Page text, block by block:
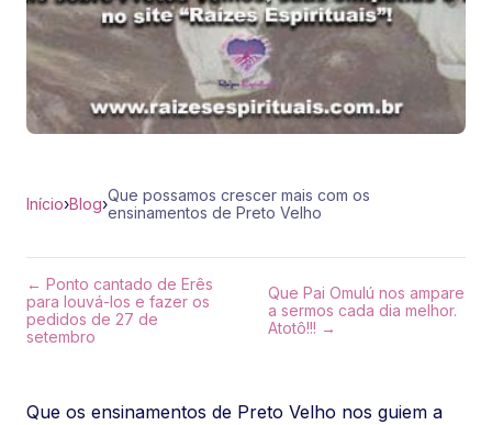
Início›Blog›Que possamos crescer mais com os
ensinamentos de Preto Velho
← Ponto cantado de Erês
para louvá-los e fazer os
pedidos de 27 de
setembro
Que Pai Omulú nos ampare
a sermos cada dia melhor.
Atotô!!! →
Que os ensinamentos de Preto Velho nos guiem a